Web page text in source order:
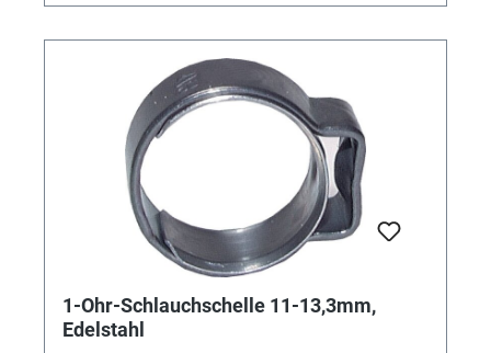
1-Ohr-Schlauchschelle 11-13,3mm,
Edelstahl